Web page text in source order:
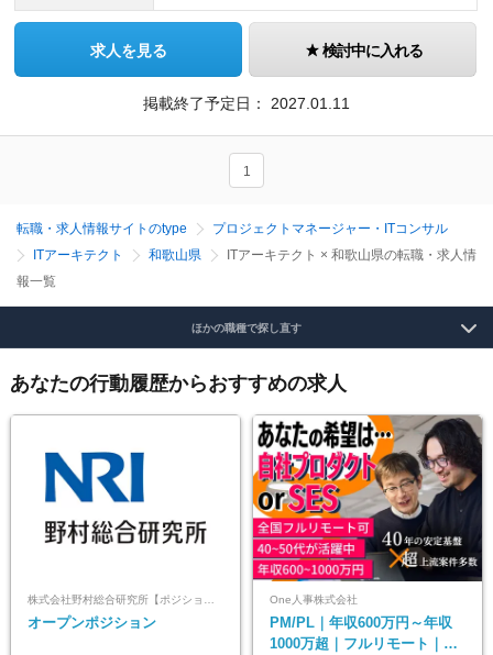
求人を見る 検討中に入れる
掲載終了予定日： 2027.01.11
1
転職・求人情報サイトのtype
プロジェクトマネージャー・ITコンサル
ITアーキテクト
和歌山県
ITアーキテクト × 和歌山県の転職・求人情
報一覧
ほかの職種で探し直す
あなたの行動履歴からおすすめの求人
株式会社野村総合研究所【ポジションマッチ登録】
オープンポジション
One人事株式会社
PM/PL｜年収600万円～年収
1000万超｜フルリモート｜